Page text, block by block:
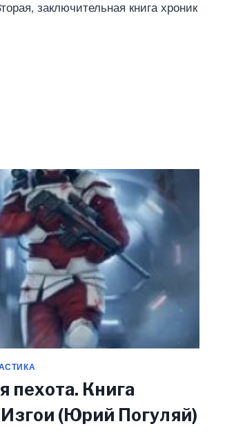
заключительная книга хроник
пехота. Книга
Изгои (Юрий Погуляй)